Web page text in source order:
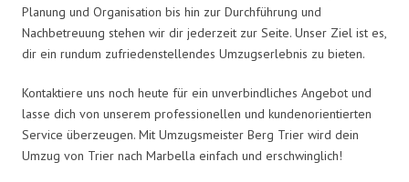
Planung und Organisation bis hin zur Durchführung und
Nachbetreuung stehen wir dir jederzeit zur Seite. Unser Ziel ist es,
dir ein rundum zufriedenstellendes Umzugserlebnis zu bieten.
Kontaktiere uns noch heute für ein unverbindliches Angebot und
lasse dich von unserem professionellen und kundenorientierten
Service überzeugen. Mit Umzugsmeister Berg Trier wird dein
Umzug von Trier nach Marbella einfach und erschwinglich!